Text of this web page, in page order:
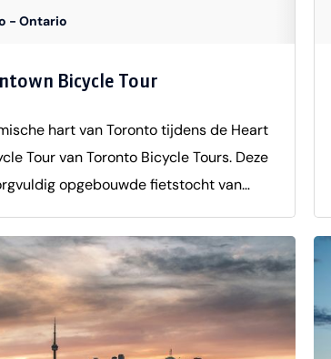
3 uur Let op! Deze tour is niet geschikt
deelname is 1,43 meter
- Ontario
Bicycle Tour
hart van Toronto tijdens de Heart
Tour van Toronto Bicycle Tours. Deze
opgebouwde fietstocht van
highlights met authentieke buurten,
van een deskundige, Engelstalige gids.
de imposante skyline bij het water
Harbourfront, met uitzicht op het
Ontario. Je fietst door het historische